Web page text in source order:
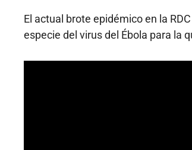
El actual brote epidémico en la
especie del virus del Ébola para la